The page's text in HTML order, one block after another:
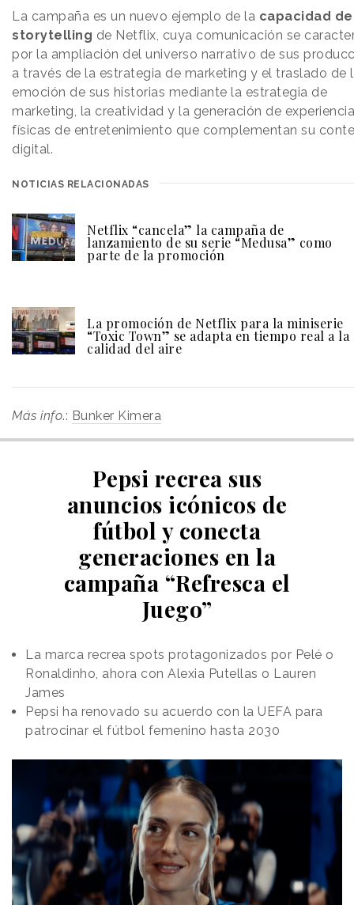
La campaña es un nuevo ejemplo de la capacidad de
storytelling de Netflix, cuya comunicación se
por la ampliación del universo narrativo de sus
a través de la estrategia de marketing y el traslado de
emoción de sus historias mediante la estrategia de
marketing, la creatividad y la generación de
físicas de entretenimiento que complementan su
digital.
NOTICIAS RELACIONADAS
Netflix “cancela” la campaña de
lanzamiento de su serie “Medusa” como
parte de la promoción
La promoción de Netflix para la miniserie
“Toxic Town” se adapta en tiempo real a la
calidad del aire
Más info.: Bunker Kimera
Pepsi recrea sus
anuncios icónicos de
fútbol y conecta
generaciones en la
campaña “Refresca el
Juego”
La marca recrea spots protagonizados por Pelé o
Ronaldinho, ahora con Alexia Putellas o Lauren
James
Pepsi ha renovado su acuerdo con la UEFA para
patrocinar el fútbol femenino hasta 2030